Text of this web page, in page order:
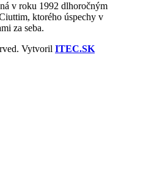
v roku 1992 dlhoročným
ktorého úspechy v
za seba.
Vytvoril ITEC.SK